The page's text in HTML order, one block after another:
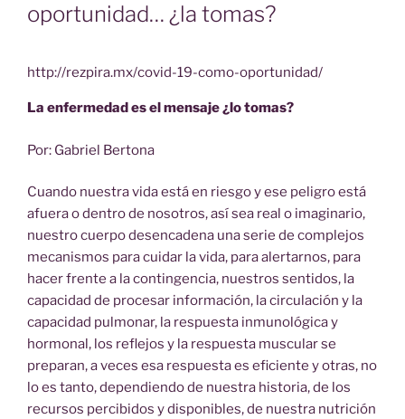
oportunidad… ¿la tomas?
http://rezpira.mx/covid-19-como-oportunidad/
La enfermedad es el mensaje ¿lo tomas?
Por: Gabriel Bertona
Cuando nuestra vida está en riesgo y ese peligro está
afuera o dentro de nosotros, así sea real o imaginario,
nuestro cuerpo desencadena una serie de complejos
mecanismos para cuidar la vida, para alertarnos, para
hacer frente a la contingencia, nuestros sentidos, la
capacidad de procesar información, la circulación y la
capacidad pulmonar, la respuesta inmunológica y
hormonal, los reflejos y la respuesta muscular se
preparan, a veces esa respuesta es eficiente y otras, no
lo es tanto, dependiendo de nuestra historia, de los
recursos percibidos y disponibles, de nuestra nutrición